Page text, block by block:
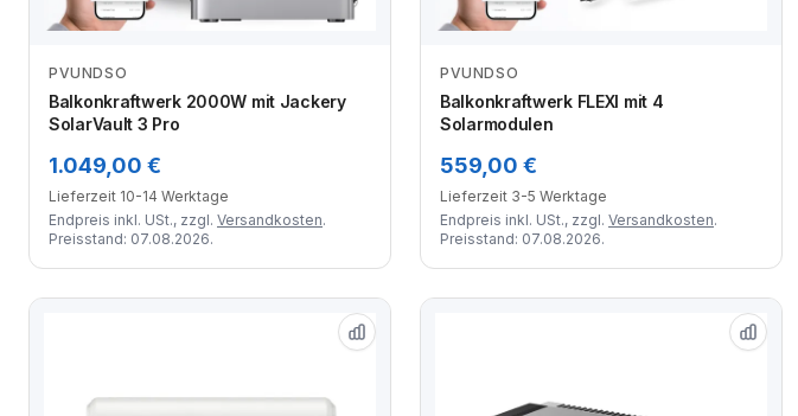
PVUNDSO
Balkonkraftwerk 2000W mit Jackery
SolarVault 3 Pro
1.049,00 €
Lieferzeit 10-14 Werktage
Endpreis inkl. USt., zzgl. Versandkosten.
Preisstand: 07.08.2026.
PVUNDSO
Balkonkraftwerk FLEXI mit 4
Solarmodulen
559,00 €
Lieferzeit 3-5 Werktage
Endpreis inkl. USt., zzgl. Versandkosten.
Preisstand: 07.08.2026.